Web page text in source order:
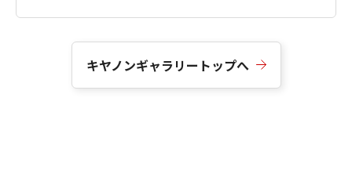
キヤノンギャラリートップへ